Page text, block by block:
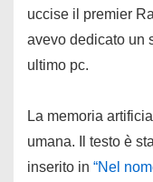
uccise il premier
avevo dedicato un
ultimo pc.
La memoria
umana. Il testo è
inserito in “Nel